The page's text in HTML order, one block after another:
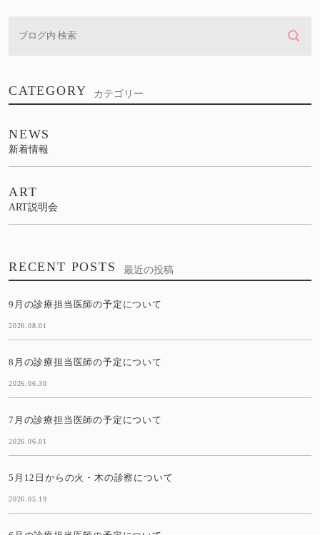
CATEGORY カテゴリー
NEWS
新着情報
ART
ART説明会
RECENT POSTS 最近の投稿
9月の診療担当医師の予定について
2026.08.01
8月の診療担当医師の予定について
2026.06.30
7月の診療担当医師の予定について
2026.06.01
5月12日からの火・木の診察について
2026.05.19